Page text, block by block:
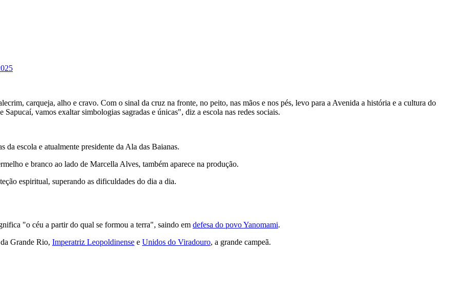
carqueja, alho e cravo. Com o sinal da cruz na fronte, no peito, nas mãos e nos pés, levo para a Avenida a história e a cultura do
vamos exaltar simbologias sagradas e únicas", diz a escola nas redes sociais.
escola e atualmente presidente da Ala das Baianas.
e branco ao lado de Marcella Alves, também aparece na produção.
espiritual, superando as dificuldades do dia a dia.
"o céu a partir do qual se formou a terra", saindo em defesa do povo Yanomami.
Grande Rio, Imperatriz Leopoldinense e Unidos do Viradouro, a grande campeã.